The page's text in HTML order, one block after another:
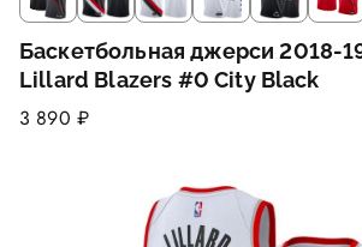
Баскетбольная джерси 2018-
Lillard Blazers #0 City Black
3 890 ₽